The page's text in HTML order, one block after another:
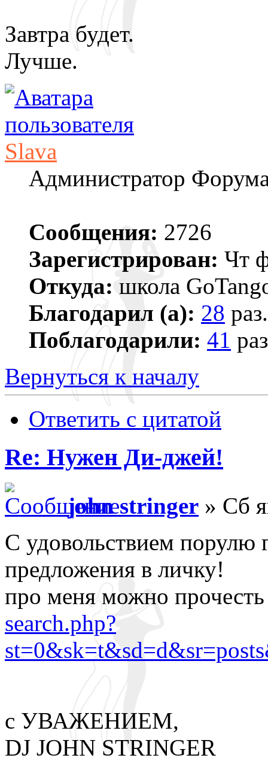
Завтра будет.
Лучше.
Slava
Администратор
Сообщения: 2726
Зарегистрирован: Чт
Откуда: школа
Благодарил (а): 28 раз.
Поблагодарили: 41
Вернуться к началу
Ответить с цитатой
Re: Нужен Ди-джей!
john stringer » Сб
С удовольствием порулю
предложения в личку!
про меня можно прочесть
search.php?
с УВАЖЕНИЕМ,
DJ JOHN STRINGER